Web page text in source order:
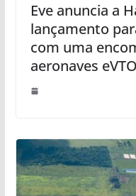
Eve anuncia a
lançamento
com uma
aeronaves